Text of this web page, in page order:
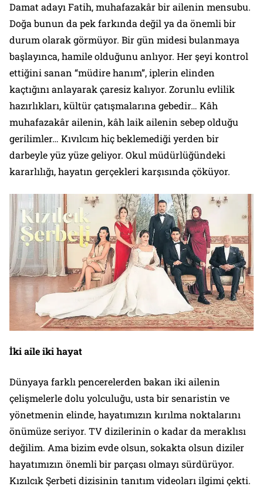
Damat adayı Fatih, muhafazakâr bir ailenin mensubu.
Doğa bunun da pek farkında değil ya da önemli bir
durum olarak görmüyor. Bir gün midesi bulanmaya
başlayınca, hamile olduğunu anlıyor. Her şeyi kontrol
ettiğini sanan “müdire hanım”, iplerin elinden
kaçtığını anlayarak çaresiz kalıyor. Zorunlu evlilik
hazırlıkları, kültür çatışmalarına gebedir… Kâh
muhafazakâr ailenin, kâh laik ailenin sebep olduğu
gerilimler… Kıvılcım hiç beklemediği yerden bir
darbeyle yüz yüze geliyor. Okul müdürlüğündeki
kararlılığı, hayatın gerçekleri karşısında çöküyor.
İki aile iki hayat
Dünyaya farklı pencerelerden bakan iki ailenin
çelişmelerle dolu yolculuğu, usta bir senaristin ve
yönetmenin elinde, hayatımızın kırılma noktalarını
önümüze seriyor. TV dizilerinin o kadar da meraklısı
değilim. Ama bizim evde olsun, sokakta olsun diziler
hayatımızın önemli bir parçası olmayı sürdürüyor.
Kızılcık Şerbeti dizisinin tanıtım videoları ilgimi çekti.